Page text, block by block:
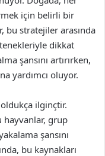
için belirli bir
bu stratejiler arasında
dikkat
şansını artırırken,
yardımcı oluyor.
ilginçtir.
hayvanlar, grup
şansını
bu kaynakları